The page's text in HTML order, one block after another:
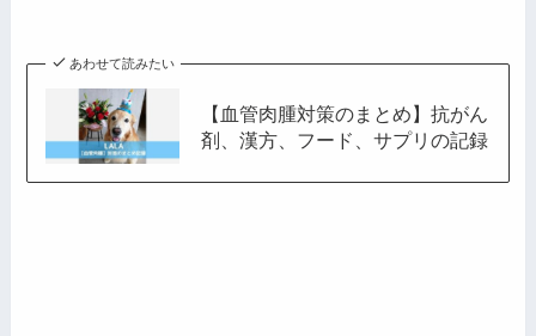
あわせて読みたい
【血管肉腫対策のまとめ】抗がん
剤、漢方、フード、サプリの記録